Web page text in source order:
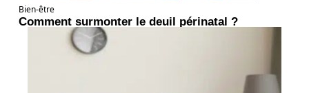
Bien-être
Comment surmonter le deuil périnatal ?